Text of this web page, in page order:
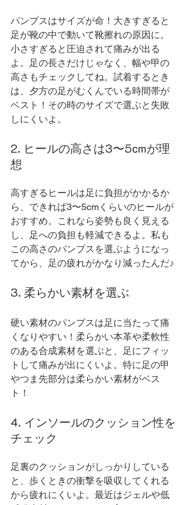
パンプスはサイズが命！大きすぎると
足が靴の中で動いて靴擦れの原因に。
小さすぎると圧迫されて痛みが出る
よ。足の長さだけじゃなく、幅や甲の
高さもチェックしてね。試着するとき
は、夕方の足がむくんでいる時間帯が
ベスト！その時のサイズで選ぶと失敗
しにくいよ。
2. ヒールの高さは3〜5cmが理
想
高すぎるヒールは足に負担がかかるか
ら、できれば3〜5cmくらいのヒールが
おすすめ。これなら姿勢も良く見える
し、足への負担も軽減できるよ。私も
この高さのパンプスを選ぶようになっ
てから、足の疲れがかなり減ったんだ♪
3. 柔らかい素材を選ぶ
硬い素材のパンプスは足に当たって痛
くなりやすい！柔らかい本革や柔軟性
のある合成素材を選ぶと、足にフィッ
トして痛みが出にくいよ。特に足の甲
やつま先部分は柔らかい素材がベス
ト！
4. インソールのクッション性を
チェック
足裏のクッションがしっかりしている
と、歩くときの衝撃を吸収してくれる
から疲れにくいよ。最近はジェルや低